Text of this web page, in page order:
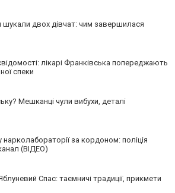
шукали двох дівчат: чим завершилася
лікарі Франківська попереджають
спеки
Мешканці чули вибухи, деталі
за кордоном: поліція
(ВІДЕО)
Спас: таємничі традиції, прикмети